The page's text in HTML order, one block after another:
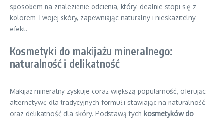
sposobem na znalezienie odcienia, który idealnie stopi się z
kolorem Twojej skóry, zapewniając naturalny i nieskazitelny
efekt.
Kosmetyki do makijażu mineralnego:
naturalność i delikatność
Makijaż mineralny zyskuje coraz większą popularność, oferując
alternatywę dla tradycyjnych formuł i stawiając na naturalność
oraz delikatność dla skóry. Podstawą tych kosmetyków do